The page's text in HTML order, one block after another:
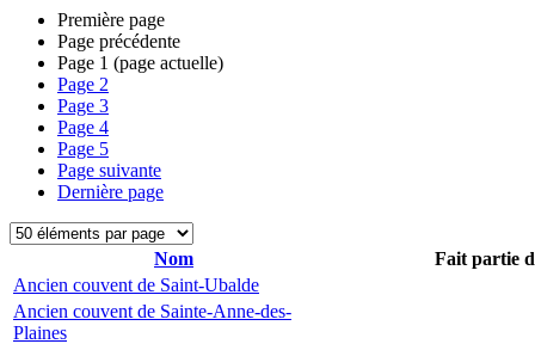
Première page
Page précédente
Page 1 (page actuelle)
Page 2
Page 3
Page 4
Page 5
Page suivante
Dernière page
Nom
Fait partie
Ancien couvent de Saint-Ubalde
Ancien couvent de Sainte-Anne-des-
Plaines